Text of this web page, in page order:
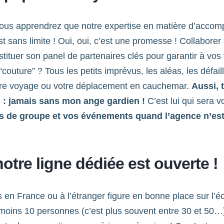
apprendrez que notre expertise en matière
limite ! Oui, oui, c’est une promesse !
son panel de partenaires clés pour garantir à
? Tous les petits imprévus, les aléas, les
voyage ou votre déplacement en cauchemar. Aussi,
jamais sans mon ange gardien ! C’est lui qui sera
de groupe et vos événements quand l’agence
ligne dédiée est ouverte !
France ou à l’étranger figure en bonne place sur
10 personnes (c’est plus souvent entre 30 et